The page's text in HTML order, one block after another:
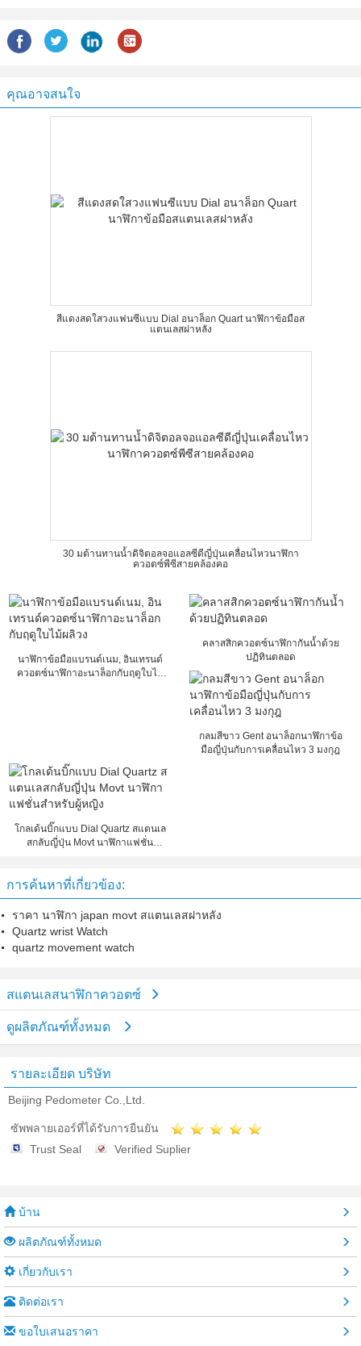
คุณอาจสนใจ
สีแดงสดใสวงแฟนซีแบบ Dial อนาล็อก Quart นาฬิกาข้อมือส
แตนเลสฝาหลัง
30 มต้านทานน้ำดิจิตอลจอแอลซีดีญี่ปุ่นเคลื่อนไหวนาฬิกา
ควอตซ์พีซีสายคล้องคอ
นาฬิกาข้อมือแบรนด์เนม, อินเทรนด์
ควอตซ์นาฬิกาอะนาล็อกกับฤดูใบไม้
คลาสสิกควอตซ์นาฬิกากันน้ำด้วย
ปฏิทินตลอด
กลมสีขาว Gent อนาล็อกนาฬิกาข้อ
มือญี่ปุ่นกับการเคลื่อนไหว 3 มงกุฎ
โกลเด้นบิ๊กแบบ Dial Quartz สแตนเล
สกลับญี่ปุ่น Movt นาฬิกาแฟชั่น
การค้นหาที่เกี่ยวข้อง:
ราคา นาฬิกา japan movt สแตนเลสฝาหลัง
Quartz wrist Watch
quartz movement watch
สแตนเลสนาฬิกาควอตซ์
ดูผลิตภัณฑ์ทั้งหมด
รายละเอียด บริษัท
Beijing Pedometer Co.,Ltd.
ซัพพลายเออร์ที่ได้รับการยืนยัน
Trust Seal
Verified Suplier
บ้าน
ผลิตภัณฑ์ทั้งหมด
เกี่ยวกับเรา
ติดต่อเรา
ขอใบเสนอราคา